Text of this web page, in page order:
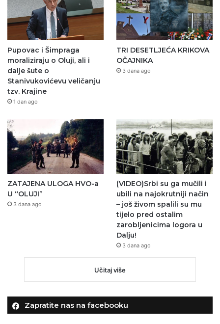
Pupovac i Šimpraga
moraliziraju o Oluji, ali i
dalje šute o
Stanivukovićevu veličanju
tzv. Krajine
1 dan ago
TRI DESETLJEĆA KRIKOVA
OČAJNIKA
3 dana ago
ZATAJENA ULOGA HVO-a
U “OLUJI”
3 dana ago
(VIDEO)Srbi su ga mučili i
ubili na najokrutniji način
– još živom spalili su mu
tijelo pred ostalim
zarobljenicima logora u
Dalju!
3 dana ago
Učitaj više
Zapratite nas na facebooku